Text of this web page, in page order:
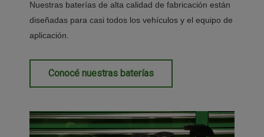
Nuestras baterías de alta calidad de fabricación están
diseñadas para casi todos los vehículos y el equipo de
aplicación.
Conocé nuestras baterías